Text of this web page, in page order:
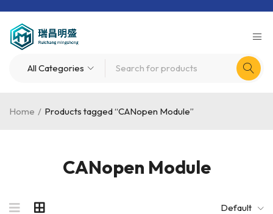
CANopen Module
Home / Products tagged “CANopen Module”
Default